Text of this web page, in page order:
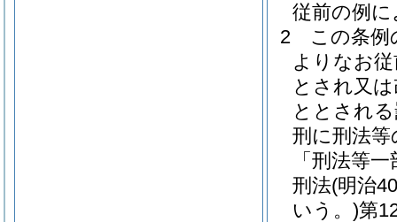
従前の例
2
この条例
よりなお
とされ又
ととされ
刑に刑法
「刑法等
刑法(明治
いう。)第